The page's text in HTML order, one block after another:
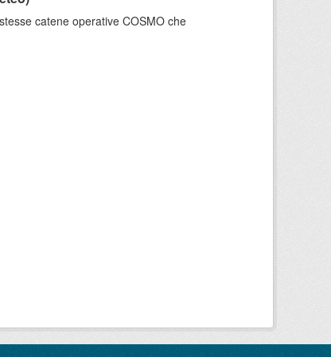
catene operative COSMO che